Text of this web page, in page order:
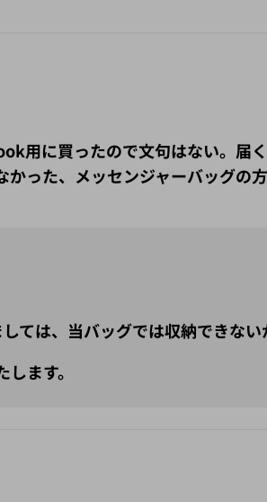
用に買ったので文句はない。届
った、メッセンジャーバッグの
は、当バッグでは収納できない
ます。